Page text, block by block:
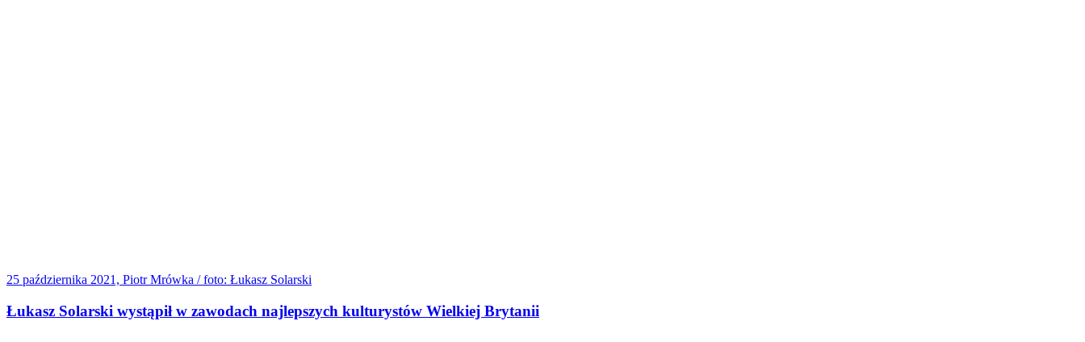
25 października 2021, Piotr Mrówka / foto: Łukasz Solarski
Łukasz Solarski wystąpił w zawodach najlepszych kulturystów Wielkiej Brytanii